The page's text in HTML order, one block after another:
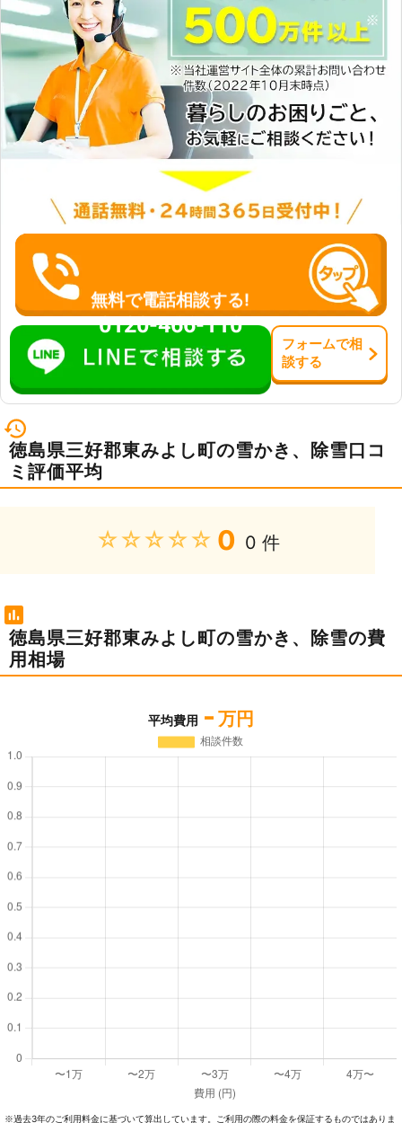
無料で電話相談する!
0120-466-110
フォームで相
談する
徳島県三好郡東みよし町の雪かき、除雪口コ
ミ評価平均
★★★★★ 0 0 件
徳島県三好郡東みよし町の雪かき、除雪の費
用相場
平均費用 - 万円
※過去3年のご利⽤料⾦に基づいて算出しています。ご利⽤の際の料⾦を保証するものではありま